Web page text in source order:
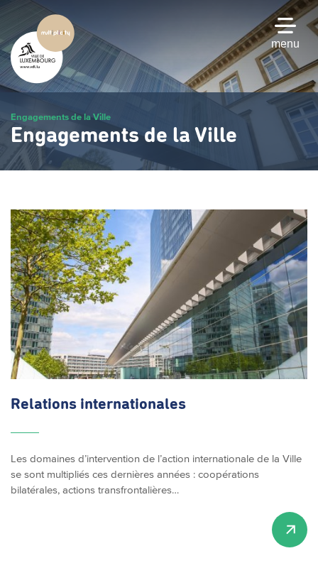
contenu
principal
menu
Engagements de la Ville
Engagements de la Ville
Relations internationales
Les domaines d’intervention de l’action internationale de la Ville
se sont multipliés ces dernières années : coopérations
bilatérales, actions transfrontalières…